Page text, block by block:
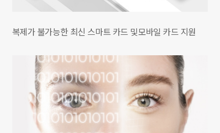
복제가 불가능한 최신 스마트 카드 및모바일 카드 지원